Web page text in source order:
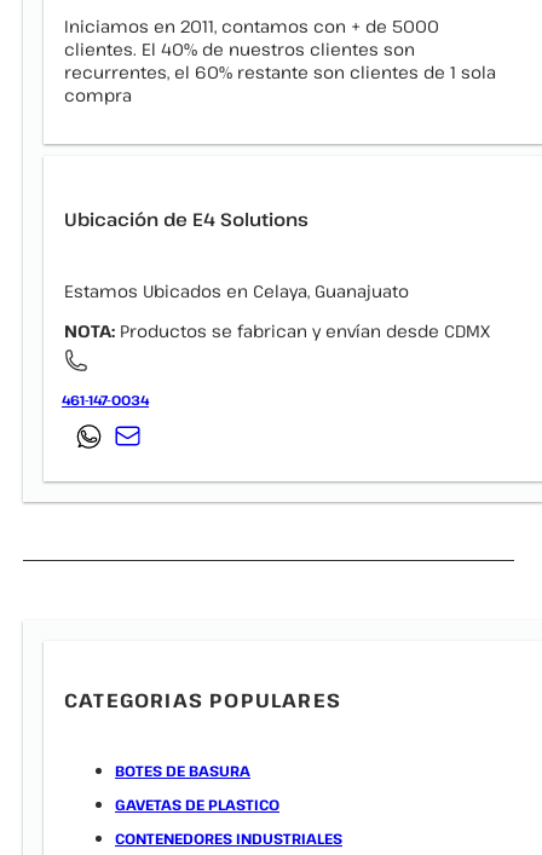
Iniciamos en 2011, contamos con + de 5000
clientes. El 40% de nuestros clientes son
recurrentes, el 60% restante son clientes de 1 sola
compra
Ubicación de E4 Solutions
Estamos Ubicados en Celaya, Guanajuato
NOTA: Productos se fabrican y envían desde CDMX
461-147-0034
CATEGORIAS POPULARES
BOTES DE BASURA
GAVETAS DE PLASTICO
CONTENEDORES INDUSTRIALES